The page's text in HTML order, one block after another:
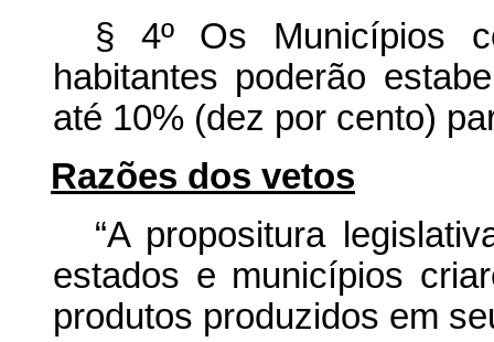
§ 4º Os Municípios
habitantes poderão
até 10% (dez por cento)
Razões dos vetos
“A propositura
estados e municípios
produtos produzidos em